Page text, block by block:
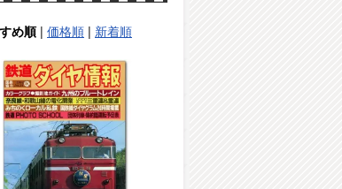
め順| 価格順 | 新着順